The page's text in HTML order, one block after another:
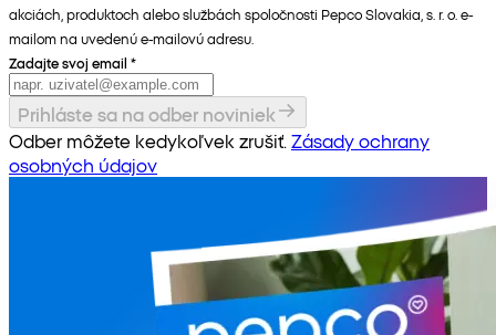
akciách, produktoch alebo službách spoločnosti Pepco Slovakia, s. r. o. e-
mailom na uvedenú e-mailovú adresu.
Zadajte svoj email *
Prihláste sa na odber noviniek
Odber môžete kedykoľvek zrušiť. Zásady ochrany
osobných údajov